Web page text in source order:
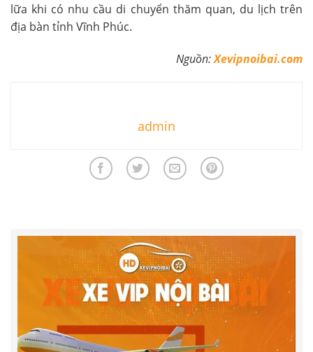
lữa khi có nhu cầu di chuyển thăm quan, du lịch trên
địa bàn tỉnh Vĩnh Phúc.
Nguồn:Xevipnoibai.com
admin